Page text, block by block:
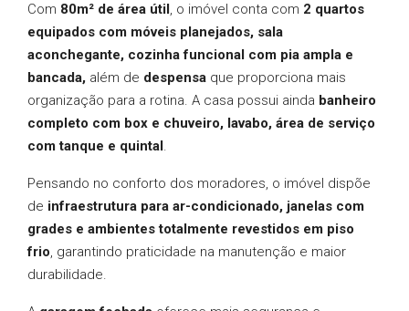
Com 80m² de área útil, o imóvel conta com 2 quartos
equipados com móveis planejados, sala
aconchegante, cozinha funcional com pia ampla e
bancada, além de despensa que proporciona mais
organização para a rotina. A casa possui ainda banheiro
completo com box e chuveiro, lavabo, área de serviço
com tanque e quintal.
Pensando no conforto dos moradores, o imóvel dispõe
de infraestrutura para ar-condicionado, janelas com
grades e ambientes totalmente revestidos em piso
frio, garantindo praticidade na manutenção e maior
durabilidade.